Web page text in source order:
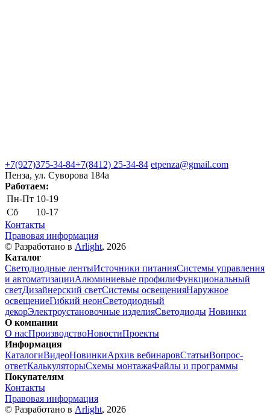
+7(927)375-34-84+7(8412) 25-34-84 etpenza@gmail.com
Пенза, ул. Cуворова 184а
Работаем:
Пн-Пт 10-19
Сб
10-17
Контакты
Правовая информация
© Разработано в Arlight, 2026
Каталог
Светодиодные лентыИсточники питанияСистемы управления
и автоматизацииАлюминиевые профилиФункциональный
светДизайнерский светСистемы освещенияНаружное
освещениеГибкий неонСветодиодный
декорЭлектроустановочные изделияСветодиоды Новинки
О компании
О насПроизводствоНовостиПроекты
Информация
КаталогиВидеоНовинкиАрхив вебинаровСтатьиВопрос-
ответКалькуляторыСхемы монтажаФайлы и программы
Покупателям
Контакты
Правовая информация
© Разработано в Arlight, 2026